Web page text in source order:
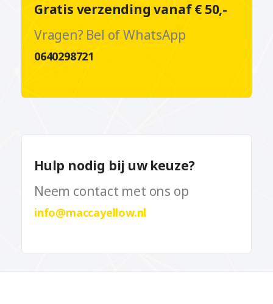
Gratis verzending vanaf € 50,-
Vragen? Bel of WhatsApp
0640298721
Hulp nodig bij uw keuze?
Neem contact met ons op
info@maccayellow.nl